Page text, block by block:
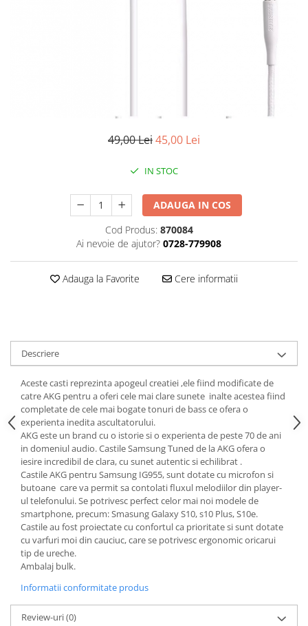
49,00 Lei45,00 Lei
IN STOC
ADAUGA IN COS
Cod Produs: 870084
Ai nevoie de ajutor? 0728-779908
Adauga la Favorite Cere informatii
Descriere
Aceste casti reprezinta apogeul creatiei ,ele fiind modificate de
catre AKG pentru a oferi cele mai clare sunete inalte acestea fiind
completate de cele mai bogate tonuri de bass ce ofera o
experienta inedita ascultatorului.
AKG este un brand cu o istorie si o experienta de peste 70 de ani
in domeniul audio. Castile Samsung Tuned de la AKG ofera o
iesire incredibil de clara, cu sunet autentic si echilibrat .
Castile AKG pentru Samsung IG955, sunt dotate cu microfon si
butoane care va permit sa contolati fluxul melodiilor din player-
ul telefonului. Se potrivesc perfect celor mai noi modele de
smartphone, precum: Smasung Galaxy S10, s10 Plus, S10e.
Castile au fost proiectate cu confortul ca prioritate si sunt dotate
cu varfuri moi din cauciuc, care se potrivesc ergonomic oricarui
tip de ureche.
Ambalaj bulk.
Informatii conformitate produs
Review-uri(0)